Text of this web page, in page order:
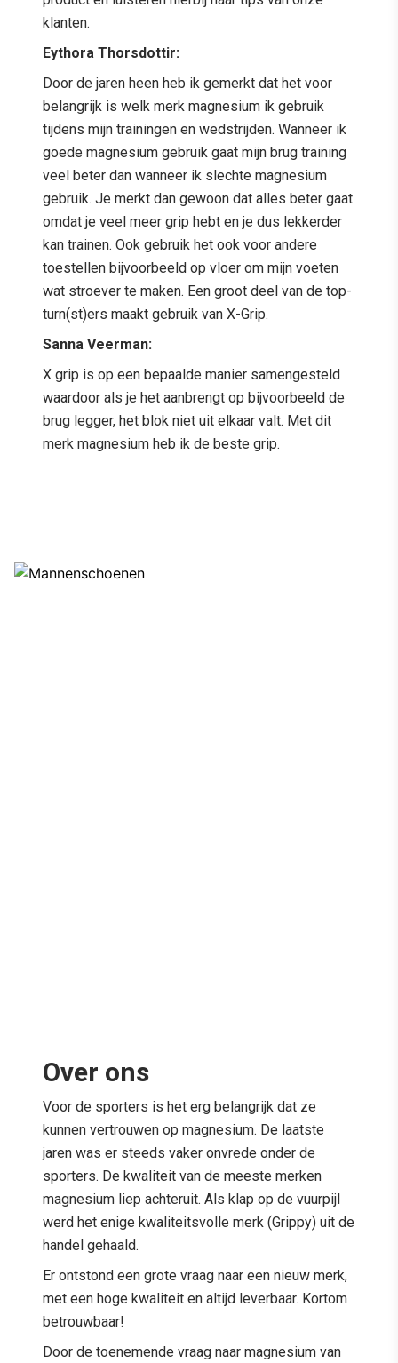
klanten.
Eythora Thorsdottir:
Door de jaren heen heb ik gemerkt dat het voor
belangrijk is welk merk magnesium ik gebruik
tijdens mijn trainingen en wedstrijden. Wanneer ik
goede magnesium gebruik gaat mijn brug training
veel beter dan wanneer ik slechte magnesium
gebruik. Je merkt dan gewoon dat alles beter gaat
omdat je veel meer grip hebt en je dus lekkerder
kan trainen. Ook gebruik het ook voor andere
toestellen bijvoorbeeld op vloer om mijn voeten
wat stroever te maken. Een groot deel van de top-
turn(st)ers maakt gebruik van X-Grip.
Sanna Veerman:
X grip is op een bepaalde manier samengesteld
waardoor als je het aanbrengt op bijvoorbeeld de
brug legger, het blok niet uit elkaar valt. Met dit
merk magnesium heb ik de beste grip.
Over ons
Voor de sporters is het erg belangrijk dat ze
kunnen vertrouwen op magnesium. De laatste
jaren was er steeds vaker onvrede onder de
sporters. De kwaliteit van de meeste merken
magnesium liep achteruit. Als klap op de vuurpijl
werd het enige kwaliteitsvolle merk (Grippy) uit de
handel gehaald.
Er ontstond een grote vraag naar een nieuw merk,
met een hoge kwaliteit en altijd leverbaar. Kortom
betrouwbaar!
Door de toenemende vraag naar magnesium van